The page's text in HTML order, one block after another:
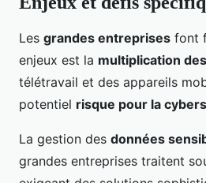
Les grandes entreprises font
enjeux est la multiplication
télétravail et des appareils
potentiel risque pour la
La gestion des données
grandes entreprises traitent